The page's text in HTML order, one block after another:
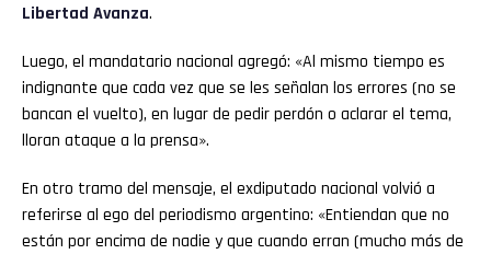
Libertad Avanza.
Luego, el mandatario nacional agregó: «Al mismo tiempo es
indignante que cada vez que se les señalan los errores (no se
bancan el vuelto), en lugar de pedir perdón o aclarar el tema,
lloran ataque a la prensa».
En otro tramo del mensaje, el exdiputado nacional volvió a
referirse al ego del periodismo argentino: «Entiendan que no
están por encima de nadie y que cuando erran (mucho más de